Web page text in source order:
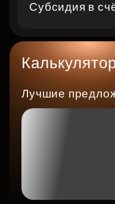
Субсидия в
Лучшие